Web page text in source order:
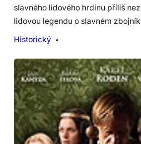
slavného lidového hrdinu příliš
lidovou legendu o slavném
Historický